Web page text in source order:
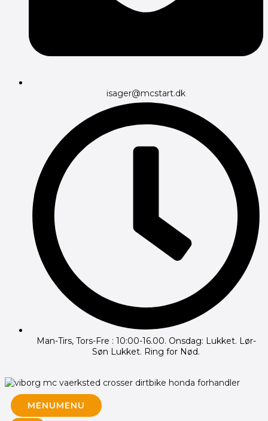
isager@mcstart.dk
Man-Tirs, Tors-Fre : 10:00-16.00. Onsdag: Lukket. Lør-
Søn Lukket. Ring for Nød.
MENUMENU